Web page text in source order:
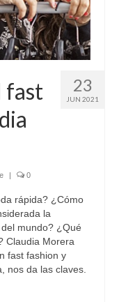
23
JUN 2021
fast
0
rápida? ¿Cómo
la
mundo? ¿Qué
Claudia Morera
fast fashion y
nos da las claves.